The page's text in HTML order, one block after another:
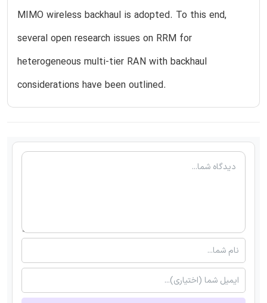
MIMO wireless backhaul is adopted. To this end,
several open research issues on RRM for
heterogeneous multi-tier RAN with backhaul
considerations have been outlined.